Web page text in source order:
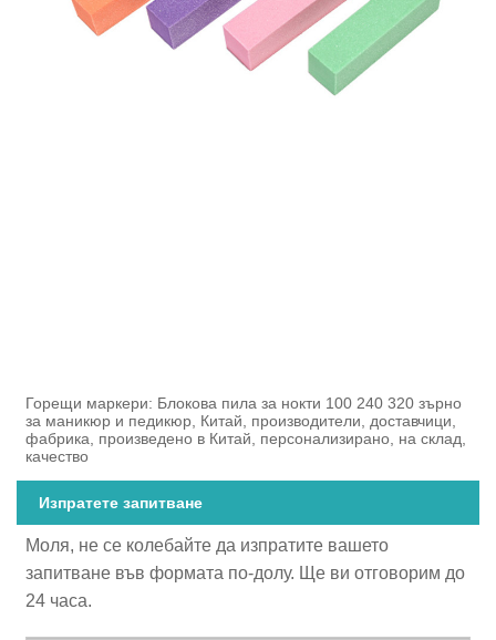
Горещи маркери: Блокова пила за нокти 100 240 320 зърно
за маникюр и педикюр, Китай, производители, доставчици,
фабрика, произведено в Китай, персонализирано, на склад,
качество
Изпратете запитване
Моля, не се колебайте да изпратите вашето
запитване във формата по-долу. Ще ви отговорим до
24 часа.